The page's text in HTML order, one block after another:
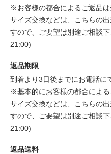
※お客様の都合によるご返品は
サイズ交換などは、こちらの
すので、ご要望は別途ご相談
21:00)
返品期限
到着より3日後までにお電話に
※基本的にお客様の都合による
サイズ交換などは、こちらの
すので、ご要望は別途ご相談
21:00)
返品送料